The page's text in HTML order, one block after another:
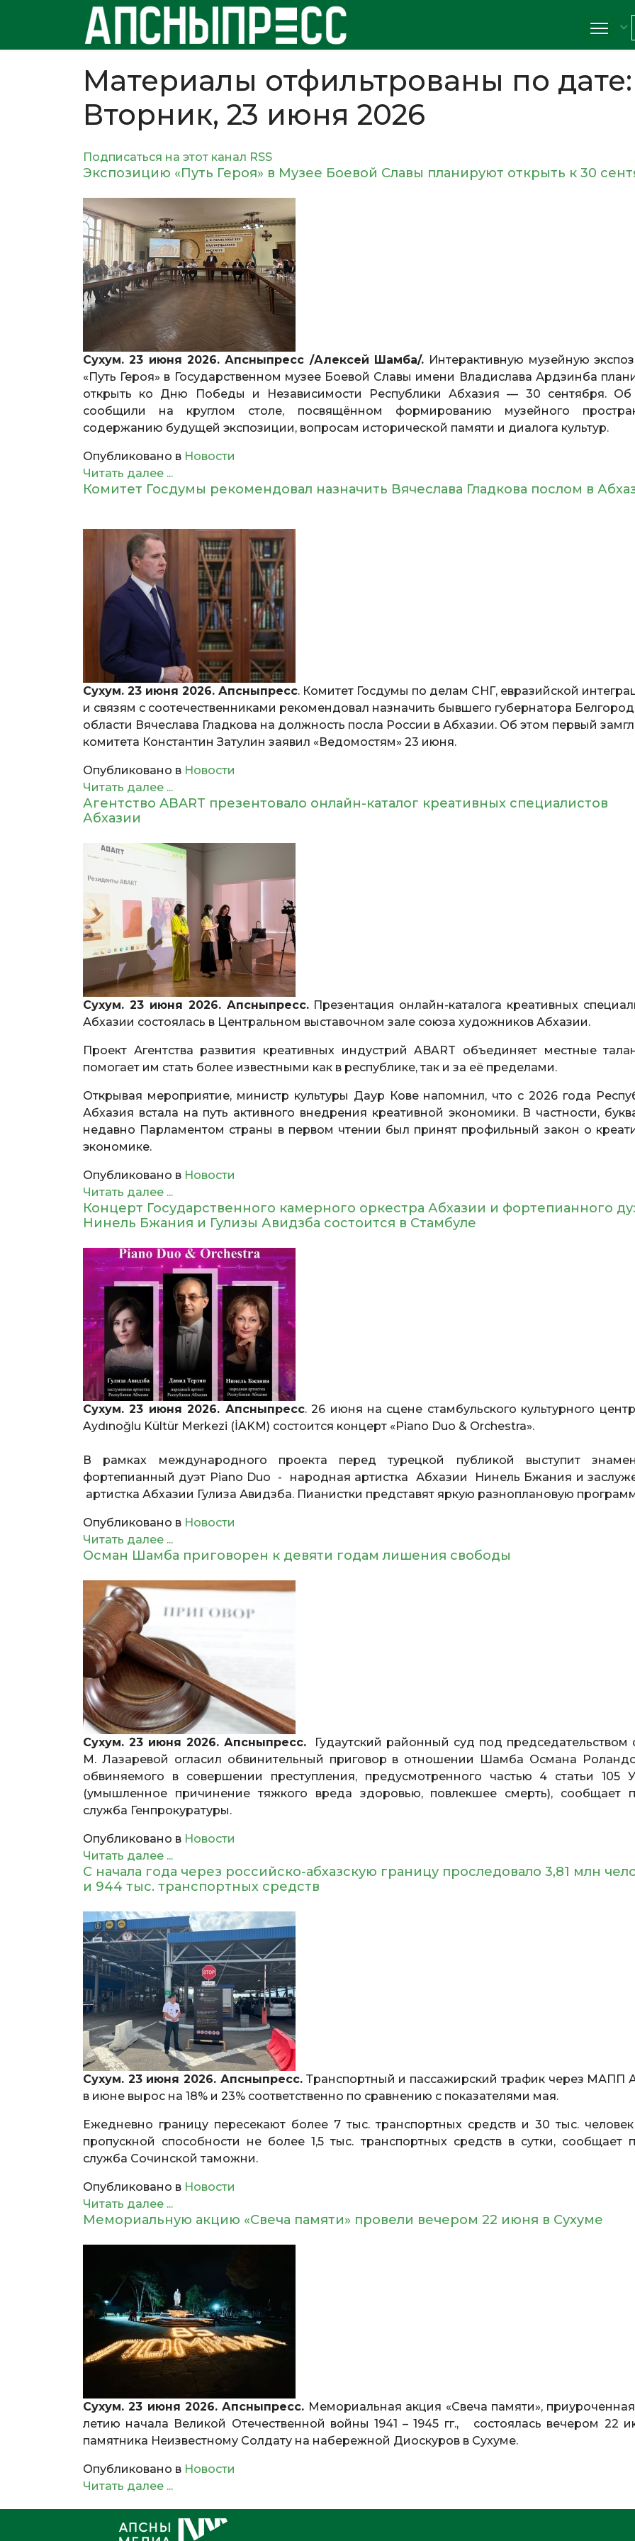
Материалы отфильтрованы по дате:
Вторник, 23 июня 2026
Подписаться на этот канал RSS
Экспозицию «Путь Героя» в Музее Боевой Славы планируют открыть к 30
Сухум. 23 июня 2026. Апсныпресс /Алексей Шамба/. Интерактивную музейную
«Путь Героя» в Государственном музее Боевой Славы имени Владислава Ардзинба
открыть ко Дню Победы и Независимости Республики Абхазия — 30 сентября. Об
сообщили на круглом столе, посвящённом формированию музейного
содержанию будущей экспозиции, вопросам исторической памяти и диалога культур.
Опубликовано в Новости
Читать далее ...
Комитет Госдумы рекомендовал назначить Вячеслава Гладкова послом в
Сухум. 23 июня 2026. Апсныпресс. Комитет Госдумы по делам СНГ, евразийской
и связям с соотечественниками рекомендовал назначить бывшего губернатора
области Вячеслава Гладкова на должность посла России в Абхазии. Об этом первый
комитета Константин Затулин заявил «Ведомостям» 23 июня.
Опубликовано в Новости
Читать далее ...
Агентство ABART презентовало онлайн-каталог креативных специалистов
Абхазии
Сухум. 23 июня 2026. Апсныпресс.Презентация онлайн-каталога креативных
Абхазии состоялась в Центральном выставочном зале союза художников Абхазии.
Проект Агентства развития креативных индустрий ABART объединяет местные
помогает им стать более известными как в республике, так и за её пределами.
Открывая мероприятие, министр культуры Даур Кове напомнил, что с 2026 года
Абхазия встала на путь активного внедрения креативной экономики. В частности,
недавно Парламентом страны в первом чтении был принят профильный закон о
экономике.
Опубликовано в Новости
Читать далее ...
Концерт Государственного камерного оркестра Абхазии и фортепианного
Нинель Бжания и Гулизы Авидзба состоится в Стамбуле
Сухум. 23 июня 2026. Апсныпресс. 26 июня на сцене стамбульского культурного
Aydınoğlu Kültür Merkezi (İAKM) состоится концерт «Piano Duo & Orchestra».
В рамках международного проекта перед турецкой публикой выступит
фортепианный дуэт Piano Duo - народная артистка Абхазии Нинель Бжания и
артистка Абхазии Гулиза Авидзба. Пианистки представят яркую разноплановую
Опубликовано в Новости
Читать далее ...
Осман Шамба приговорен к девяти годам лишения свободы
Сухум. 23 июня 2026. Апсныпресс. Гудаутский районный суд под председательством
М. Лазаревой огласил обвинительный приговор в отношении Шамба Османа
обвиняемого в совершении преступления, предусмотренного частью 4 статьи 105
(умышленное причинение тяжкого вреда здоровью, повлекшее смерть), сообщает
служба Генпрокуратуры.
Опубликовано в Новости
Читать далее ...
С начала года через российско-абхазскую границу проследовало 3,81 млн
и 944 тыс. транспортных средств
Сухум. 23 июня 2026. Апсныпресс.Транспортный и пассажирский трафик через МАПП
в июне вырос на 18% и 23% соответственно по сравнению с показателями мая.
Ежедневно границу пересекают более 7 тыс. транспортных средств и 30 тыс.
пропускной способности не более 1,5 тыс. транспортных средств в сутки, сообщает
служба Сочинской таможни.
Опубликовано в Новости
Читать далее ...
Мемориальную акцию «Свеча памяти» провели вечером 22 июня в Сухуме
Сухум. 23 июня 2026. Апсныпресс. Мемориальная акция «Свеча памяти»,
летию начала Великой Отечественной войны 1941 – 1945 гг., состоялась вечером 22
памятника Неизвестному Солдату на набережной Диоскуров в Сухуме.
Опубликовано в Новости
Читать далее ...